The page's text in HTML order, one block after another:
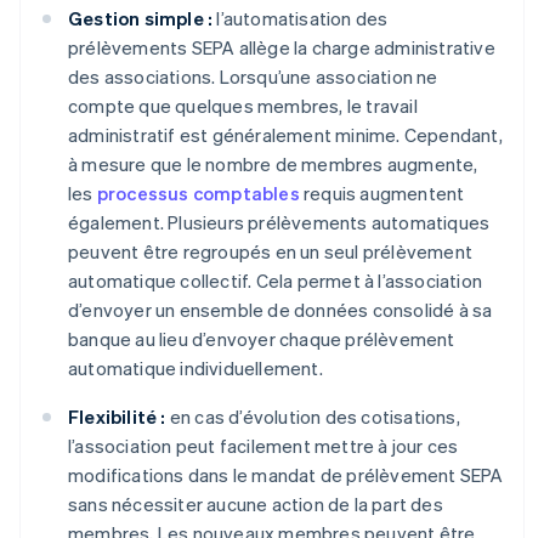
Gestion simple : l’automatisation des
prélèvements SEPA allège la charge administrative
des associations. Lorsqu’une association ne
compte que quelques membres, le travail
administratif est généralement minime. Cependant,
à mesure que le nombre de membres augmente,
les processus comptables requis augmentent
également. Plusieurs prélèvements automatiques
peuvent être regroupés en un seul prélèvement
automatique collectif. Cela permet à l’association
d’envoyer un ensemble de données consolidé à sa
banque au lieu d’envoyer chaque prélèvement
automatique individuellement.
Flexibilité : en cas d’évolution des cotisations,
l’association peut facilement mettre à jour ces
modifications dans le mandat de prélèvement SEPA
sans nécessiter aucune action de la part des